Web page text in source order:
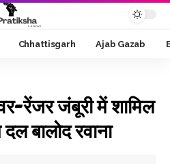
Chhattisgarh Ajab Gazab
रेंजर जंबूरी में शामिल
बालोद रवाना